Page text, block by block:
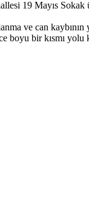
19 Mayıs
ve can kaybının
bir kısmı